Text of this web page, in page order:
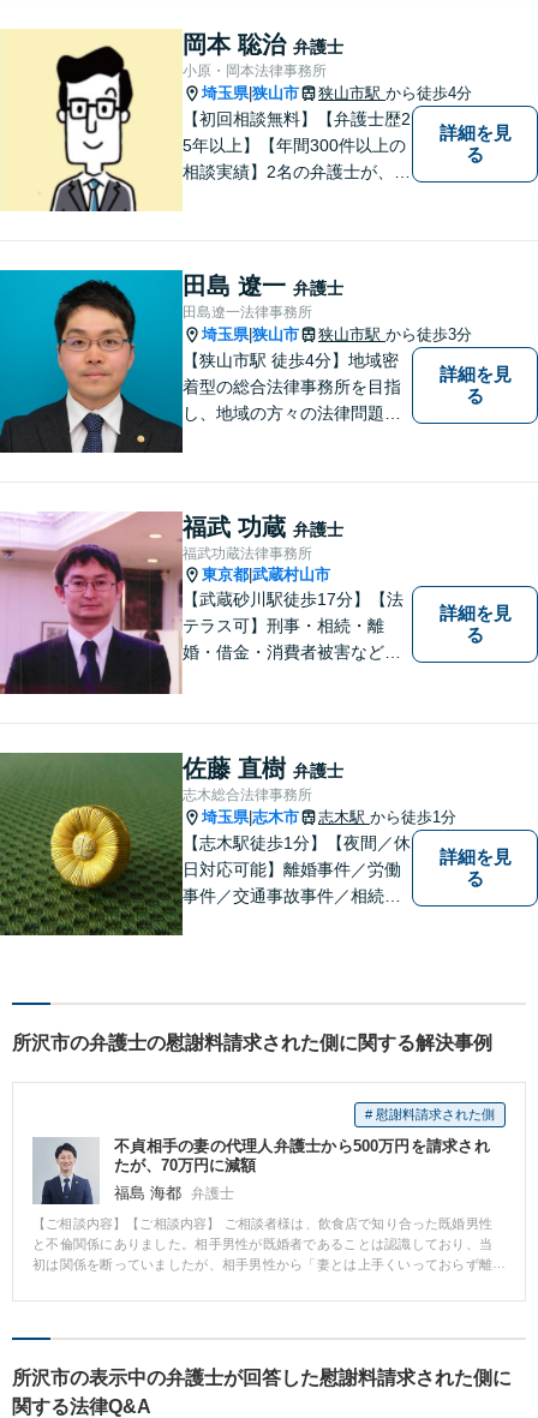
談無料】【分割払い可】【法
テラス利用可】
岡本 聡治 弁護士
小原・岡本法律事務所
埼玉県|狭山市 狭山市駅 から徒歩4分
【初回相談無料】【弁護士歴2
5年以上】【年間300件以上の
相談実績】2名の弁護士が、さ
談ください【相続】税理士や
司法書士などと連携し、複雑
な案件も対応。【狭山市駅4
分】
詳細を見
る
田島 遼一 弁護士
田島遼一法律事務所
埼玉県|狭山市 狭山市駅 から徒歩3分
【狭山市駅 徒歩4分】地域密
着型の総合法律事務所を目指
し、地域の方々の法律問題を
気軽にご相談ください。
詳細を見
る
福武 功蔵 弁護士
福武功蔵法律事務所
東京都 武蔵村山市
【武蔵砂川駅徒歩17分】【法
テラス可】刑事・相続・離
婚・借金・消費者被害など、
味方となり、しかるべき方向
へと導いてまいります。まず
はお気軽にご相談ください。
詳細を見
る
佐藤 直樹 弁護士
志木総合法律事務所
埼玉県|志木市 志木駅 から徒歩1分
【志木駅徒歩1分】【夜間／休
日対応可能】離婚事件／労働
事件／交通事故事件／相続事
律相談・打ち合わせに力を入
対策】お気軽にご相談くださ
い。
詳細を見
る
所沢市の弁護士の慰謝料請求された側に関する解決事例
# 慰謝料請求された側
不貞相手の妻の代理人弁護士から500万円を請求され
たが、70万円に減額
福島 海都 弁護士
【ご相談内容】【ご相談内容】 ご相談者様は、飲食店で知り合った既婚男性
と不倫関係にありました。相手男性が既婚者であることは認識しており、当
初は関係を断っていましたが、相手男性から「妻とは上手くいっておらず離
係を持ってしまいました。 そのことが相手男性の配偶者に発覚し、弁護士を
いました。 【解決の過程と結果】 ご面談後、減額の可能性が高いと判断しそ
の旨をお伝えしたところ、ご依頼をいただくことになりました。約3ヶ月間の
交渉の結果、慰謝料は500万円から430万円の減額となり、求償権を放棄する
所沢市の表示中の弁護士が回答した慰謝料請求された側に
関する法律Q&A